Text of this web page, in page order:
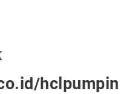
hclpumpin